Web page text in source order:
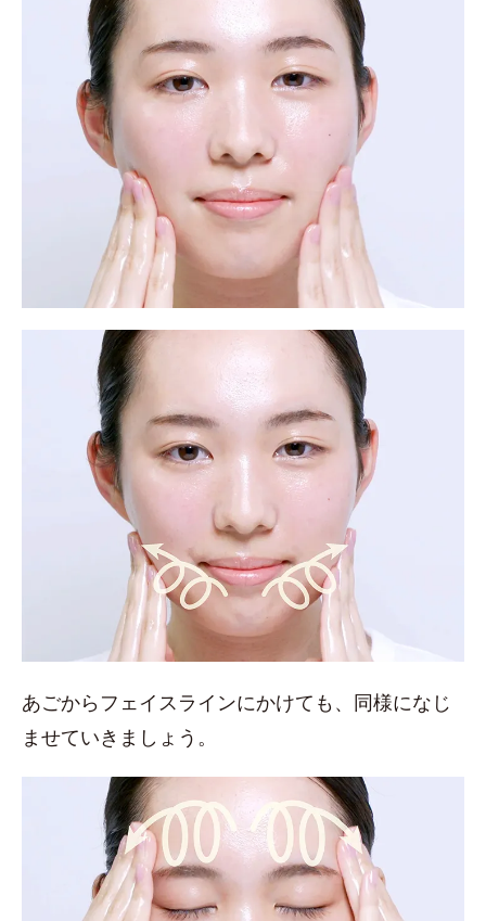
あごからフェイスラインにかけても、同様になじ
ませていきましょう。